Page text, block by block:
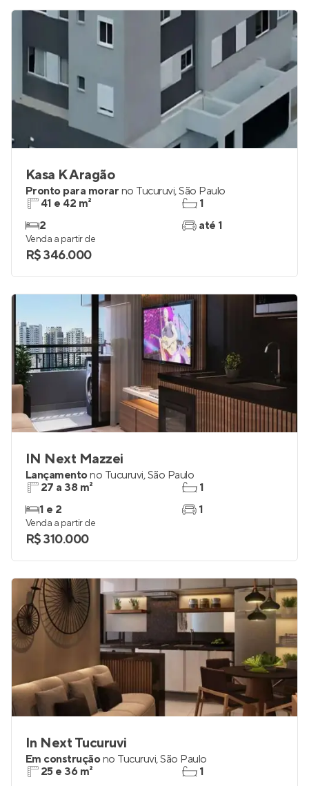
Kasa K Aragão
Pronto para morar no Tucuruvi,São Paulo
41 e 42 m²
2
1
até 1
Venda a partir de
R$ 346.000
IN Next Mazzei
Lançamentono Tucuruvi,São Paulo
27 a 38 m²
1 e 2
1
1
Venda a partir de
R$ 310.000
In Next Tucuruvi
Em construçãono Tucuruvi,São Paulo
25 e 36 m²
1